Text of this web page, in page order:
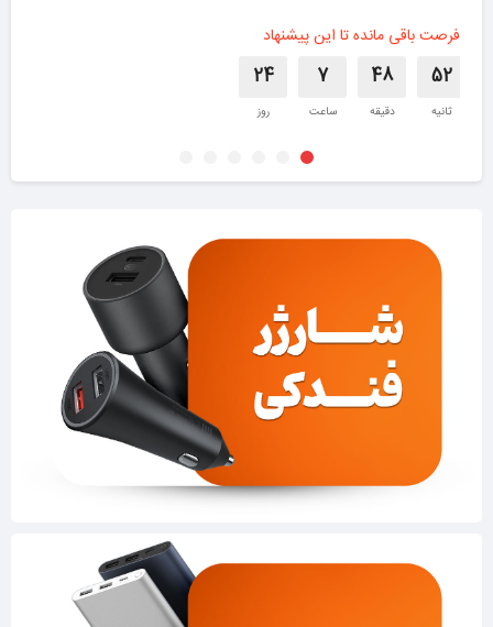
فرصت باقی مانده تا این پیشنهاد
24
روز
7
ساعت
48
دقیقه
51
ثانیه